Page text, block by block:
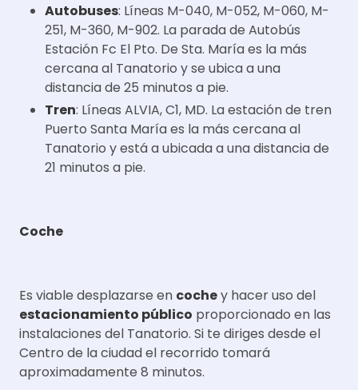
Autobuses: Líneas M-040, M-052, M-060, M-
251, M-360, M-902. La parada de Autobús
Estación Fc El Pto. De Sta. María es la más
cercana al Tanatorio y se ubica a una
distancia de 25 minutos a pie.
Tren: Líneas ALVIA, C1, MD. La estación de tren
Puerto Santa María es la más cercana al
Tanatorio y está a ubicada a una distancia de
21 minutos a pie.
Coche
Es viable desplazarse en cochey hacer uso del
estacionamiento público proporcionado en las
instalaciones del Tanatorio. Si te diriges desde el
Centro de la ciudad el recorrido tomará
aproximadamente 8 minutos.